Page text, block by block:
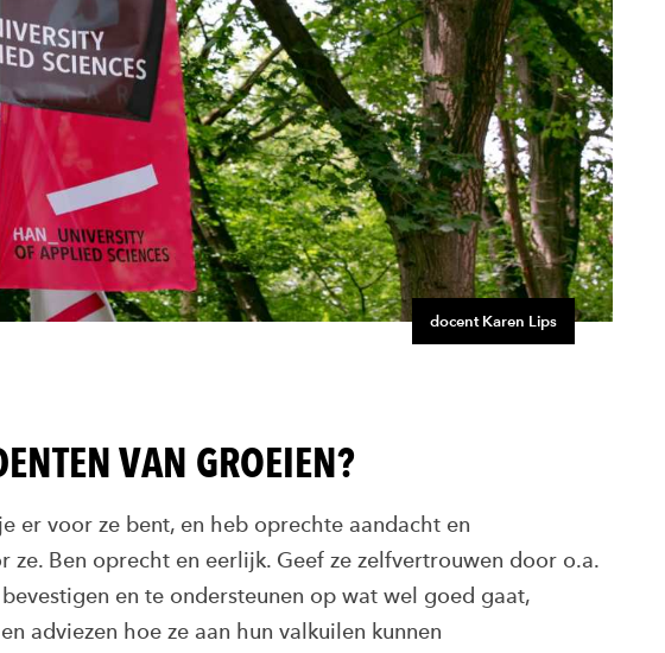
docent Karen Lips
VAN GROEIEN?
er voor ze bent, en heb oprechte aandacht en
ze. Ben oprecht en eerlijk. Geef ze zelfvertrouwen door o.a.
en te ondersteunen op wat wel goed gaat,
adviezen hoe ze aan hun valkuilen kunnen